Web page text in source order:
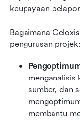
keupayaan
Bagaimana
pengurusan projek:
menganalisis
sumber, dan
membantu